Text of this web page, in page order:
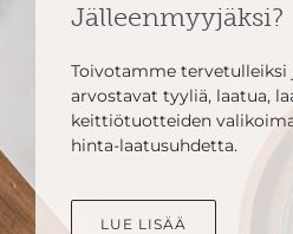
Jälleenmyyjäksi?
Toivotamme tervetulleiksi
arvostavat tyyliä, laatua,
keittiötuotteiden
hinta-laatusuhdetta.
LUE LISÄÄ